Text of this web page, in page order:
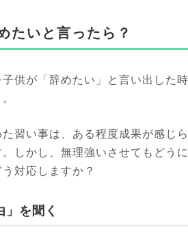
たいと言ったら？
供が「辞めたい」と言い出した
習い事は、ある程度成果が感じ
しかし、無理強いさせてもどう
対応しますか？
」を聞く